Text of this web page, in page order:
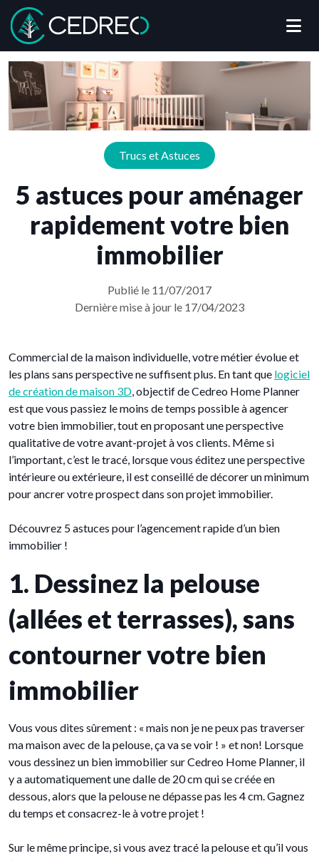
Cedreo
5 astuces pour aménager
rapidement votre bien
immobilier
Publié le 11/07/2017
Dernière mise à jour le 17/04/2023
Trucs et Astuces
Commercial de la maison individuelle, votre métier évolue et
les plans sans perspective ne suffisent plus. En tant que logiciel
de création de maison 3D, objectif de Cedreo Home Planner
est que vous passiez le moins de temps possible à agencer
votre bien immobilier, tout en proposant une perspective
qualitative de votre avant-projet à vos clients. Même si
l’important, c’est le tracé, lorsque vous éditez une perspective
intérieure ou extérieure, il est conseillé de décorer un minimum
pour ancrer votre prospect dans son projet immobilier.
Découvrez 5 astuces pour l’agencement rapide d’un bien
immobilier !
1. Dessinez la pelouse
(allées et terrasses), sans
contourner votre bien
immobilier
Vous vous dites sûrement : « mais non je ne peux pas traverser
ma maison avec de la pelouse, ça va se voir ! » et non! Lorsque
vous dessinez un bien immobilier sur Cedreo Home Planner, il
y a automatiquement une dalle de 20 cm qui se créée en
dessous, alors que la pelouse ne dépasse pas les 4 cm. Gagnez
du temps et consacrez-le à votre projet !
Sur le même principe, si vous avez tracé la pelouse et qu’il vous